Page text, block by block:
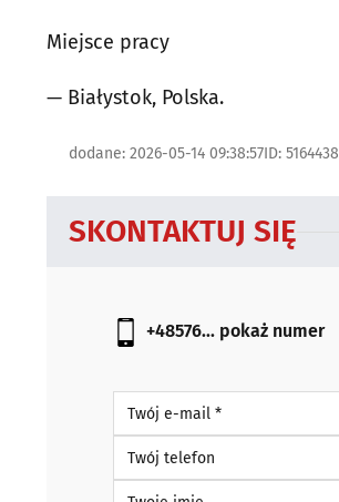
Miejsce pracy
— Białystok, Polska.
dodane: 2026-05-14 09:38:57ID: 5164438
SKONTAKTUJ SIĘ
+48576... pokaż numer